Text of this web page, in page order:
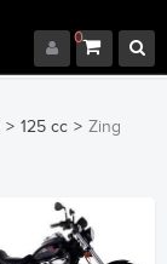
0
> 125 cc > Zing